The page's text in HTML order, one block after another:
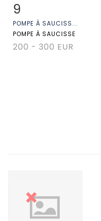
Fiche détaillée
9
POMPE À SAUCISS...
POMPE À SAUCISSE
200 - 300 EUR